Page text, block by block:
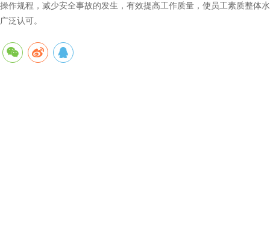
操作规程，减少安全事故的发生，有效提高工作质量，使员工素质整体
广泛认可。